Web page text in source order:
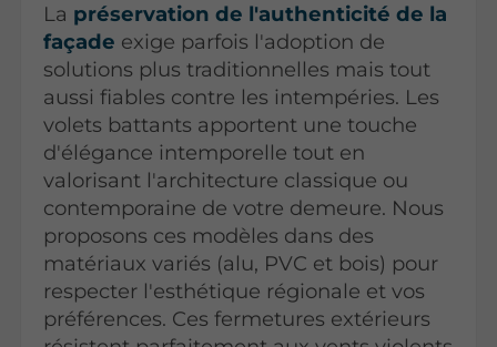
La préservation de l'authenticité de la
façade exige parfois l'adoption de
solutions plus traditionnelles mais tout
aussi fiables contre les intempéries. Les
volets battants apportent une touche
d'élégance intemporelle tout en
valorisant l'architecture classique ou
contemporaine de votre demeure. Nous
proposons ces modèles dans des
matériaux variés (alu, PVC et bois) pour
respecter l'esthétique régionale et vos
préférences. Ces fermetures extérieurs